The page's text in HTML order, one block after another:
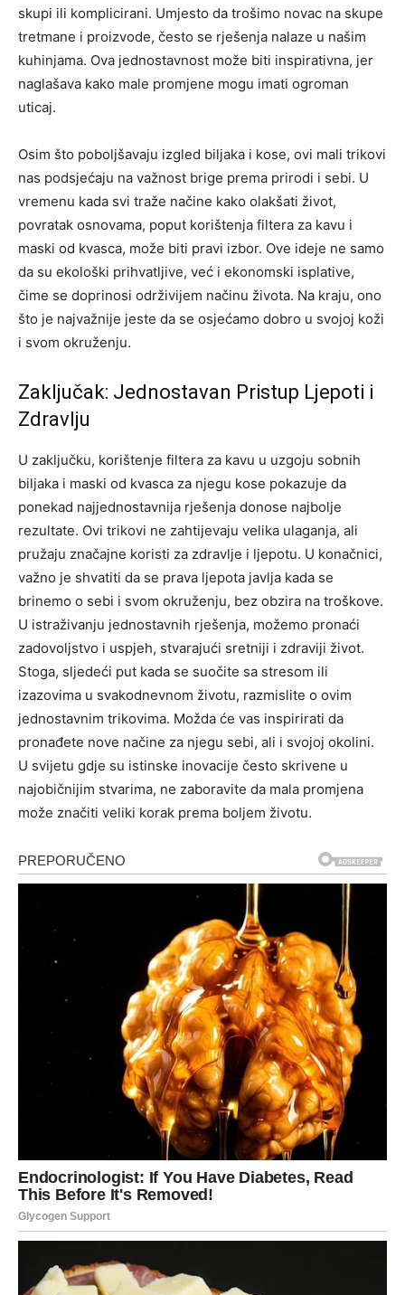
skupi ili komplicirani. Umjesto da trošimo novac na skupe
tretmane i proizvode, često se rješenja nalaze u našim
kuhinjama. Ova jednostavnost može biti inspirativna, jer
naglašava kako male promjene mogu imati ogroman
uticaj.
Osim što poboljšavaju izgled biljaka i kose, ovi mali trikovi
nas podsjećaju na važnost brige prema prirodi i sebi. U
vremenu kada svi traže načine kako olakšati život,
povratak osnovama, poput korištenja filtera za kavu i
maski od kvasca, može biti pravi izbor. Ove ideje ne samo
da su ekološki prihvatljive, već i ekonomski isplative,
čime se doprinosi održivijem načinu života. Na kraju, ono
što je najvažnije jeste da se osjećamo dobro u svojoj koži
i svom okruženju.
Zaključak: Jednostavan Pristup Ljepoti i
Zdravlju
U zaključku, korištenje filtera za kavu u uzgoju sobnih
biljaka i maski od kvasca za njegu kose pokazuje da
ponekad najjednostavnija rješenja donose najbolje
rezultate. Ovi trikovi ne zahtijevaju velika ulaganja, ali
pružaju značajne koristi za zdravlje i ljepotu. U konačnici,
važno je shvatiti da se prava ljepota javlja kada se
brinemo o sebi i svom okruženju, bez obzira na troškove.
U istraživanju jednostavnih rješenja, možemo pronaći
zadovoljstvo i uspjeh, stvarajući sretniji i zdraviji život.
Stoga, sljedeći put kada se suočite sa stresom ili
izazovima u svakodnevnom životu, razmislite o ovim
jednostavnim trikovima. Možda će vas inspirirati da
pronađete nove načine za njegu sebi, ali i svojoj okolini.
U svijetu gdje su istinske inovacije često skrivene u
najobičnijim stvarima, ne zaboravite da mala promjena
može značiti veliki korak prema boljem životu.